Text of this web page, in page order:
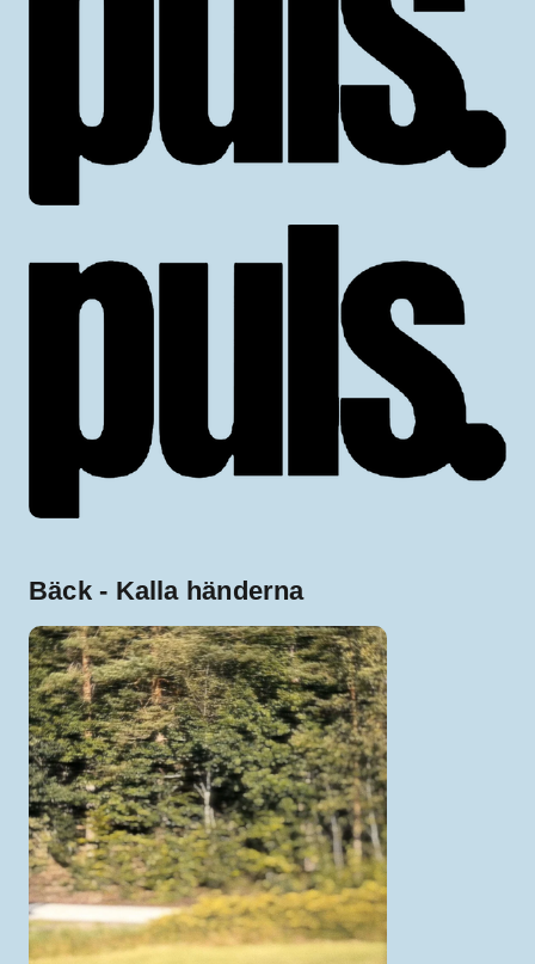
Bäck - Kalla händerna